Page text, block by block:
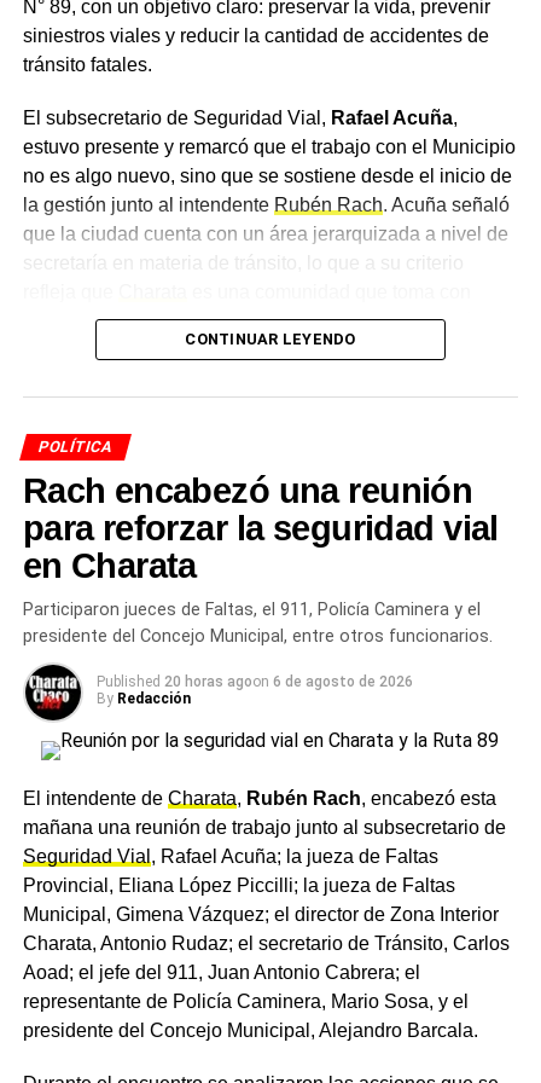
Vázquez; el director de Zona Interior Charata, Antonio
Rudaz; el secretario de Tránsito, Carlos Aoad; el jefe del
Caminera, Mario Sosa, y el presidente del Concejo
Municipal, Alejandro Barcala.
noticias de Charataen
N° 89, con un objetivo claro: preservar la vida, prevenir
siniestros viales y reducir la cantidad de accidentes de
tránsito fatales.
El subsecretario de Seguridad Vial, Rafael Acuña,
estuvo presente y remarcó que el trabajo con el Municipio
no es algo nuevo, sino que se sostiene desde el inicio de
la gestión junto al intendente Rubén Rach. Acuña señaló
que la ciudad cuenta con un área jerarquizada a nivel de
secretaría en materia de tránsito, lo que a su criterio
importancia la movilidad, un concepto que consideró más
amplio que el de la seguridad vial, ya que atraviesa el día
Una articulación entre
distintos organismos
El funcionario provincial subrayó que resulta fundamental
abordar la problemática desde diferentes puntos, en el
marco de la articulación que se da entre el Poder
Ejecutivo y el órgano de justicia, tanto municipal como
centrales del encuentro, que buscó ordenar los próximos
pasos en materia de controles, capacitaciones y
prevención vial.
Quiénes participaron del
encuentro
De la reunión participaron el intendente de Charata,
Rubén Rach; la jueza de Faltas Provincial, Eliana López
Piccilli; la jueza de Faltas Municipal, Gimena Vázquez; el
director de Zona Interior Charata, Antonio Rudaz; el
secretario de Tránsito, Carlos Aoad; el jefe del 911, Juan
CONTINUAR LEYENDO
POLÍTICA
Rach encabezó una reunión
para reforzar la seguridad vial
en Charata
Participaron jueces de Faltas, el 911, Policía Caminera y el
presidente del Concejo Municipal, entre otros funcionarios.
Published 20 horas agoon 6 de agosto de 2026
By Redacción
El intendente de Charata, Rubén Rach, encabezó esta
mañana una reunión de trabajo junto al subsecretario de
Seguridad Vial , Rafael Acuña; la jueza de Faltas
Provincial, Eliana López Piccilli; la jueza de Faltas
Municipal, Gimena Vázquez; el director de Zona Interior
Charata, Antonio Rudaz; el secretario de Tránsito, Carlos
Aoad; el jefe del 911, Juan Antonio Cabrera; el
representante de Policía Caminera, Mario Sosa, y el
presidente del Concejo Municipal, Alejandro Barcala.